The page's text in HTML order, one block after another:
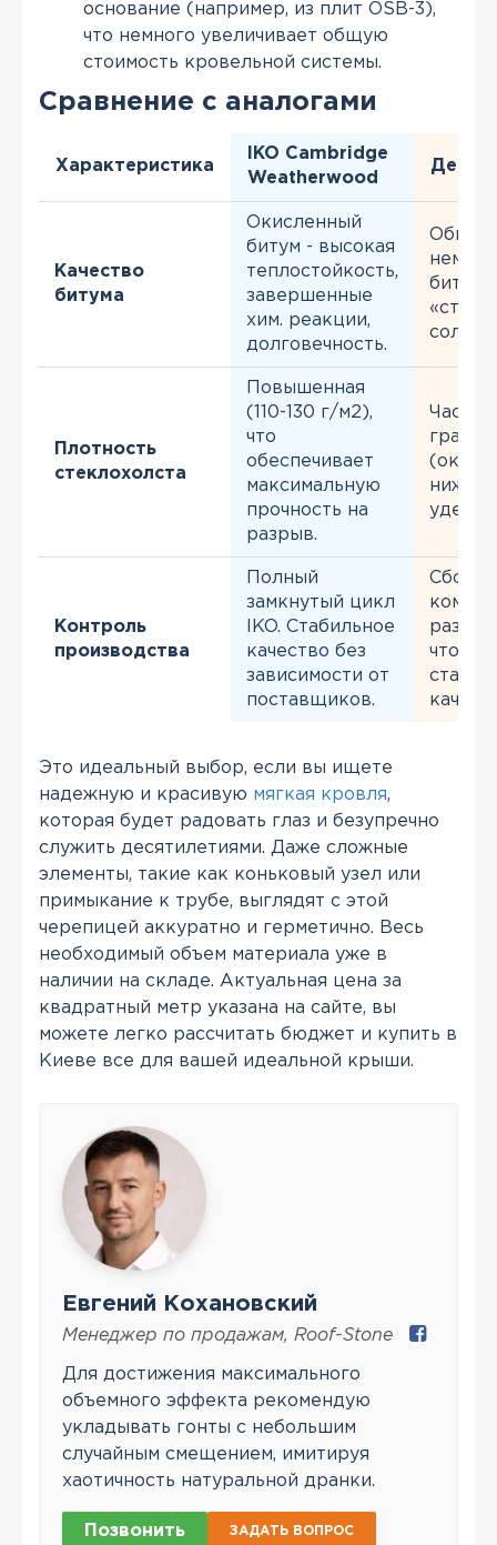
основание (например, из плит OSB-3),
что немного увеличивает общую
стоимость кровельной системы.
Сравнение с аналогами
Характеристика
IKO Cambridge
Weatherwood
Качество
битума
Окисленный
битум - высокая
теплостойкость,
завершенные
хим. реакции,
долговечность.
битум,
Плотность
стеклохолста
Повышенная
(110-130 г/м2),
что
обеспечивает
максимальную
прочность на
разрыв.
Часто
(около
ниже
Контроль
производства
Полный
замкнутый цикл
IKO. Стабильное
качество без
зависимости от
поставщиков.
что
Это идеальный выбор, если вы ищете
надежную и красивую мягкая кровля,
которая будет радовать глаз и безупречно
служить десятилетиями. Даже сложные
элементы, такие как коньковый узел или
примыкание к трубе, выглядят с этой
черепицей аккуратно и герметично. Весь
необходимый объем материала уже в
наличии на складе. Актуальная цена за
квадратный метр указана на сайте, вы
можете легко рассчитать бюджет и купить в
Киеве все для вашей идеальной крыши.
Евгений Кохановский
Менеджер по продажам, Roof-Stone
Для достижения максимального
объемного эффекта рекомендую
укладывать гонты с небольшим
случайным смещением, имитируя
хаотичность натуральной дранки.
Позвонить ЗАДАТЬ ВОПРОС